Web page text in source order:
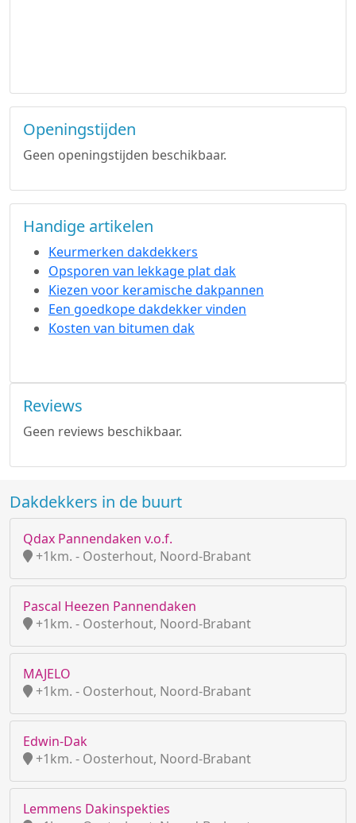
Openingstijden
Geen openingstijden beschikbaar.
Handige artikelen
Keurmerken dakdekkers
Opsporen van lekkage plat dak
Kiezen voor keramische dakpannen
Een goedkope dakdekker vinden
Kosten van bitumen dak
Reviews
Geen reviews beschikbaar.
Dakdekkers in de buurt
Qdax Pannendaken v.o.f.
+1km. - Oosterhout, Noord-Brabant
Pascal Heezen Pannendaken
+1km. - Oosterhout, Noord-Brabant
MAJELO
+1km. - Oosterhout, Noord-Brabant
Edwin-Dak
+1km. - Oosterhout, Noord-Brabant
Lemmens Dakinspekties